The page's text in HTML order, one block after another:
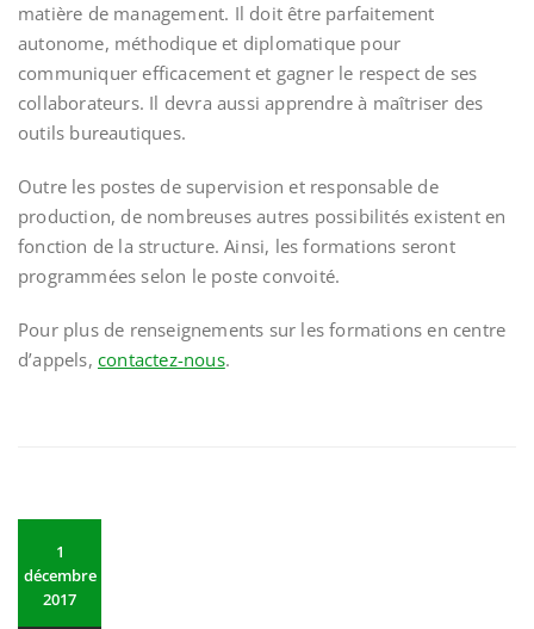
matière de management. Il doit être parfaitement
autonome, méthodique et diplomatique pour
communiquer efficacement et gagner le respect de ses
collaborateurs. Il devra aussi apprendre à maîtriser des
outils bureautiques.
Outre les postes de supervision et responsable de
production, de nombreuses autres possibilités existent en
fonction de la structure. Ainsi, les formations seront
programmées selon le poste convoité.
Pour plus de renseignements sur les formations en centre
d’appels, contactez-nous.
1
décembre
2017